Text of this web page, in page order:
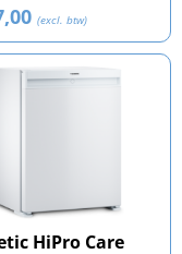
(excl. btw)
HiPro Care